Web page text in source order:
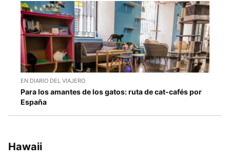
EN DIARIO DEL VIAJERO
Para los amantes de los gatos: ruta de cat-cafés por
España
Hawaii